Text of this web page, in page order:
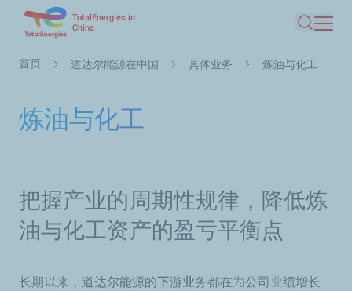
TotalEnergies in
China
搜索
面
首页 道达尔能源在中国 具体业务 炼油与化工
炼油与化工
把握产业的周期性规律，降低炼
油与化工资产的盈亏平衡点
长期以来，道达尔能源的下游业务都在为公司业绩增长